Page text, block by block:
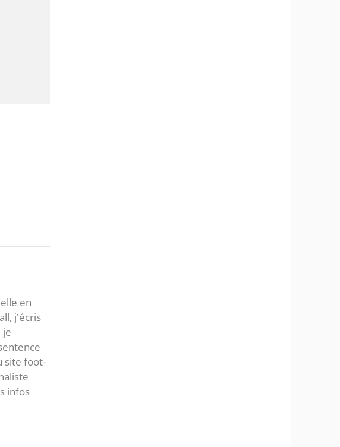
en
j'écris
je
site foot-
infos